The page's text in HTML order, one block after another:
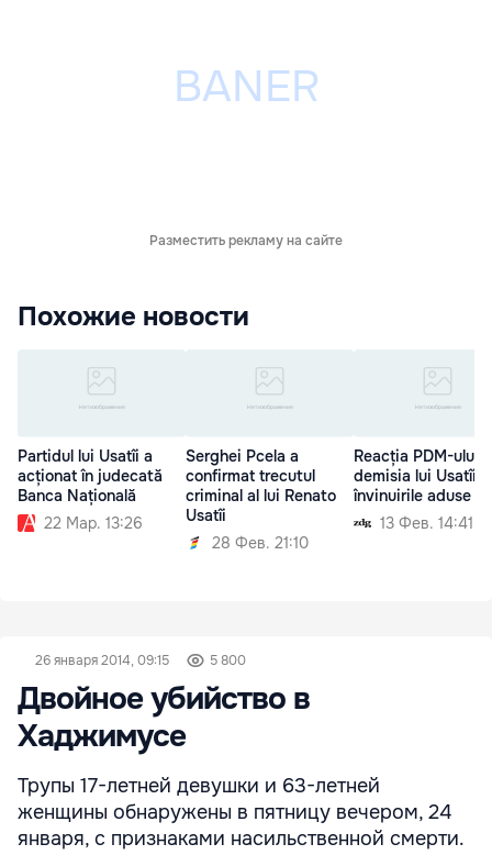
Разместить рекламу на сайте
Похожие новости
Partidul lui Usatîi a
acționat în judecată
Banca Națională
22 Мар. 13:26
Serghei Pcela a
confirmat trecutul
criminal al lui Renato
Usatîi
28 Фев. 21:10
Reacția PDM-ului
demisia lui Usatîi și
învinuirile aduse
13 Фев. 14:41
26 января 2014, 09:15 5 800
Двойное убийство в
Хаджимусе
Трупы 17-летней девушки и 63-летней
женщины обнаружены в пятницу вечером, 24
января, с признаками насильственной смерти.